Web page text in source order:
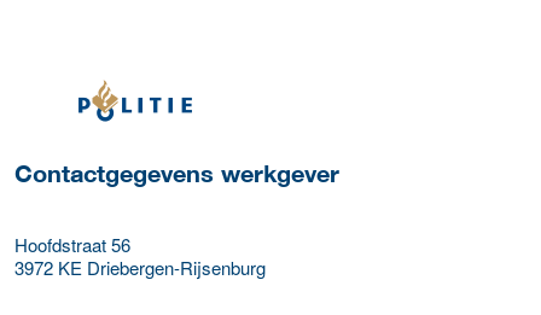
Meer werkgever details
Contactgegevens werkgever
Hoofdstraat 56
3972 KE Driebergen-Rijsenburg